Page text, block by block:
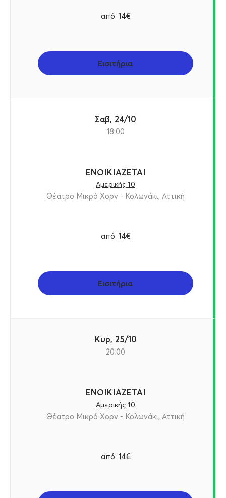
από 14€
Εισιτήρια
Σαβ, 24/10
18:00
ΕΝΟΙΚΙΑΖΕΤΑΙ
Αμερικής 10
Θέατρο Μικρό Χορν - Κολωνάκι, Αττική
από 14€
Εισιτήρια
Κυρ, 25/10
20:00
ΕΝΟΙΚΙΑΖΕΤΑΙ
Αμερικής 10
Θέατρο Μικρό Χορν - Κολωνάκι, Αττική
από 14€